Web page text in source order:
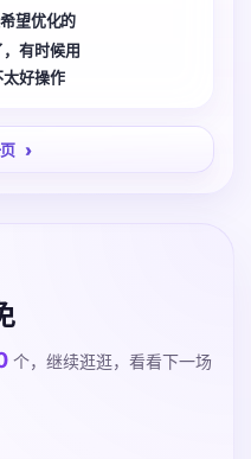
望优化的
有时候用
好操作
个，继续逛逛，看看下一场